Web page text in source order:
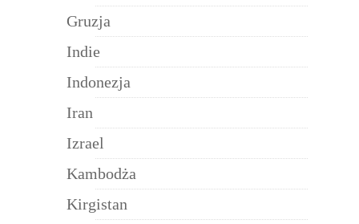
Gruzja
Indie
Indonezja
Iran
Izrael
Kambodża
Kirgistan